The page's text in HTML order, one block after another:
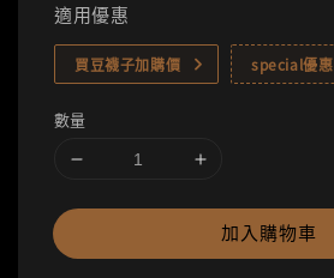
適用優惠
買豆襪子加購價 special優惠
數量
加入購物車